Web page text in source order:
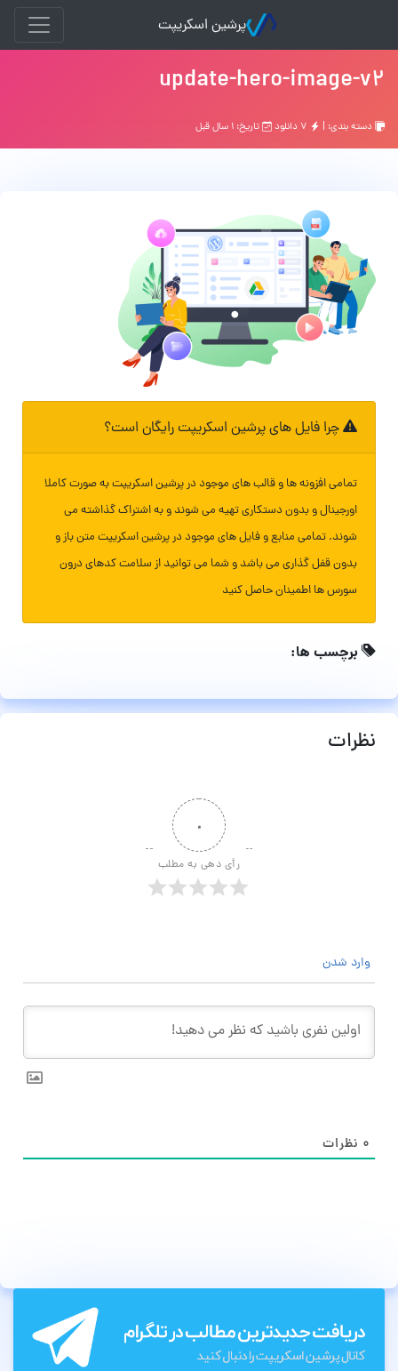
پرشین اسکریپت
update-hero-image-v2
دسته بندی: | تاریخ: ۱ سال قبل
چرا فایل های پرشین اسکریپت رایگان است؟
تمامی افزونه ها و قالب های موجود در پرشین اسکریپت به صورت کاملا
اورجینال و بدون دستکاری تهیه می شوند و به اشتراک گذاشته می
شوند. تمامی منابع و فایل های موجود در پرشین اسکریپت متن باز و
بدون قفل گذاری می باشد و شما می توانید از سلامت کدهای درون
سورس ها اطمینان حاصل کنید
برچسب ها:
نظرات
۰
رأی دهی به مطلب
وارد شدن
۰ نظرات